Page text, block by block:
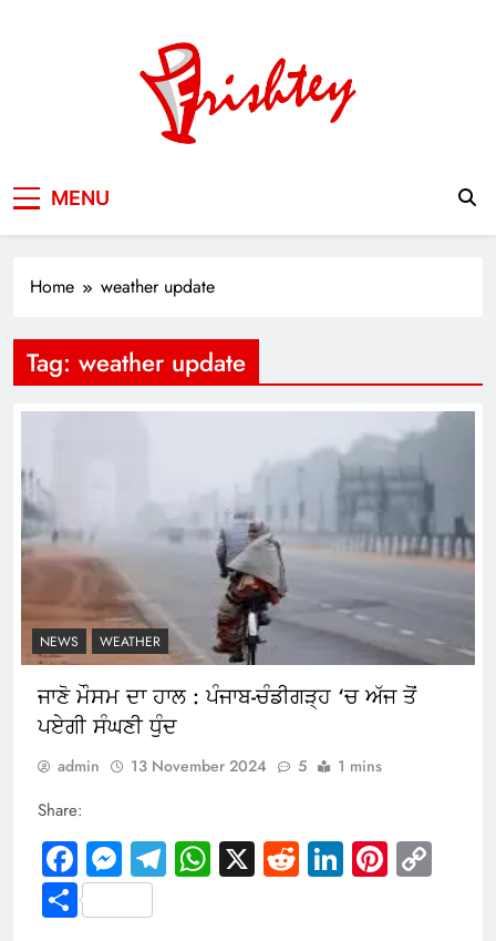
MENU
Home weather update
Tag: weather update
NEWS WEATHER
ਜਾਣੋ ਮੌਸਮ ਦਾ ਹਾਲ : ਪੰਜਾਬ-ਚੰਡੀਗੜ੍ਹ ‘ਚ ਅੱਜ ਤੋਂ
ਪਏਗੀ ਸੰਘਣੀ ਧੁੰਦ
admin 13 November 2024 5 1 mins
Share:
Facebook
Messenger
Telegram
WhatsApp
X RedditLinkedIn
Share